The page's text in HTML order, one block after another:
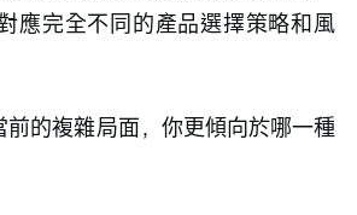
應完全不同的產品選擇策略和風
前的複雜局面，你更傾向於哪一種